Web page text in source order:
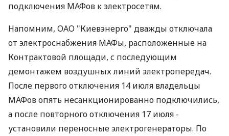
подключения МАФов к электросетям.
Напомним, ОАО "Киевэнерго" дважды отключала
от электроснабжения МАФы, расположенные на
Контрактовой площади, с последующим
демонтажем воздушных линий электропередач.
После первого отключения 14 июля владельцы
МАФов опять несанкционированно подключились,
а после повторного отключения 17 июля -
установили переносные электрогенераторы. По